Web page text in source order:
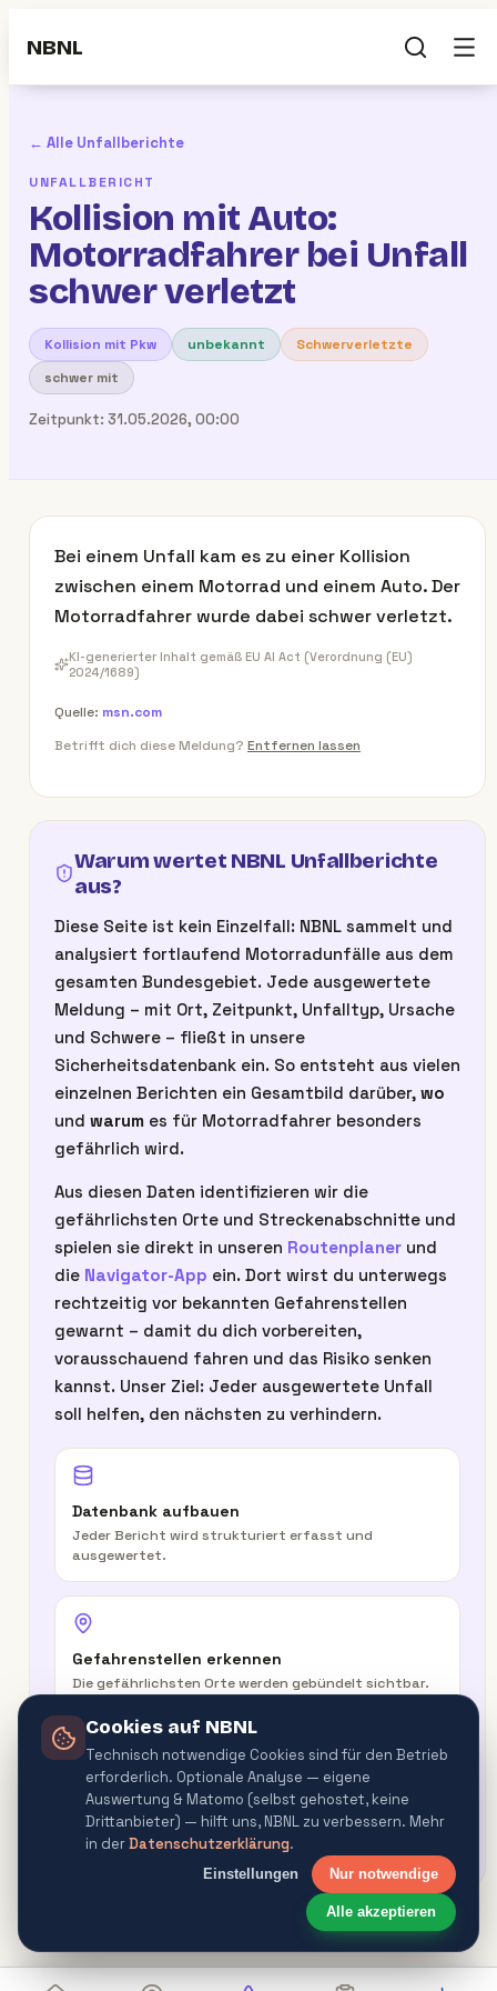
NBNL
← Alle Unfallberichte
UNFALLBERICHT
Kollision mit Auto:
Motorradfahrer bei Unfall
schwer verletzt
Kollision mit Pkw unbekannt
Schwerverletzte
schwer mit
Zeitpunkt: 31.05.2026, 00:00
Bei einem Unfall kam es zu einer Kollision
zwischen einem Motorrad und einem Auto. Der
Motorradfahrer wurde dabei schwer verletzt.
KI-generierter Inhalt gemäß EU AI Act (Verordnung (EU)
2024/1689)
Quelle: msn.com
Betrifft dich diese Meldung? Entfernen lassen
Warum wertet NBNL Unfallberichte
aus?
Diese Seite ist kein Einzelfall: NBNL sammelt und
analysiert fortlaufend Motorradunfälle aus dem
gesamten Bundesgebiet. Jede ausgewertete
Meldung – mit Ort, Zeitpunkt, Unfalltyp, Ursache
und Schwere – fließt in unsere
Sicherheitsdatenbank ein. So entsteht aus vielen
einzelnen Berichten ein Gesamtbild darüber, wo
und warum es für Motorradfahrer besonders
gefährlich wird.
Aus diesen Daten identifizieren wir die
gefährlichsten Orte und Streckenabschnitte und
spielen sie direkt in unseren Routenplaner und
die Navigator-App ein. Dort wirst du unterwegs
rechtzeitig vor bekannten Gefahrenstellen
gewarnt – damit du dich vorbereiten,
vorausschauend fahren und das Risiko senken
kannst. Unser Ziel: Jeder ausgewertete Unfall
soll helfen, den nächsten zu verhindern.
Datenbank aufbauen
Jeder Bericht wird strukturiert erfasst und
ausgewertet.
Gefahrenstellen erkennen
Die gefährlichsten Orte werden gebündelt sichtbar.
In der Route warnen
Routenplaner & Navigator warnen vor
Gefahrenquellen.
Cookies auf NBNL
Technisch notwendige Cookies sind für den Betrieb
erforderlich. Optionale Analyse — eigene
Auswertung & Matomo (selbst gehostet, keine
Drittanbieter) — hilft uns, NBNL zu verbessern. Mehr
in derDatenschutzerklärung.
Einstellungen Nur notwendige
Alle akzeptieren